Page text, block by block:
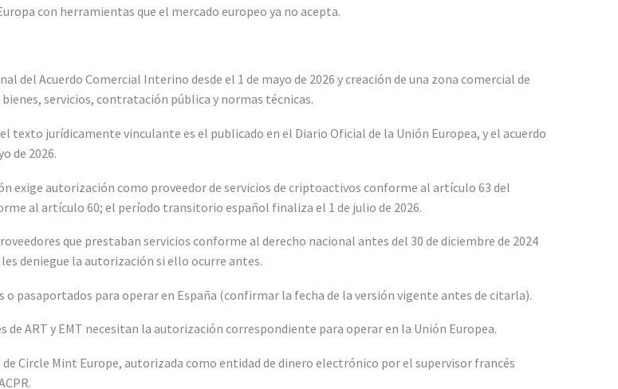
con herramientas que el mercado europeo ya no acepta.
del Acuerdo Comercial Interino desde el 1 de mayo de 2026 y creación de una zona comercial de
servicios, contratación pública y normas técnicas.
texto jurídicamente vinculante es el publicado en el Diario Oficial de la Unión Europea, y el acuerdo
de 2026.
exige autorización como proveedor de servicios de criptoactivos conforme al artículo 63 del
al artículo 60; el período transitorio español finaliza el 1 de julio de 2026.
que prestaban servicios conforme al derecho nacional antes del 30 de diciembre de 2024
deniegue la autorización si ello ocurre antes.
pasaportados para operar en España (confirmar la fecha de la versión vigente antes de citarla).
ART y EMT necesitan la autorización correspondiente para operar en la Unión Europea.
Circle Mint Europe, autorizada como entidad de dinero electrónico por el supervisor francés